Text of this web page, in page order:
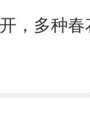
，多种